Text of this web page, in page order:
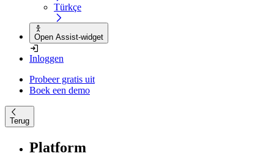
Türkçe
Open Assist-widget
Inloggen
Probeer gratis uit
Boek een demo
Terug
Platform